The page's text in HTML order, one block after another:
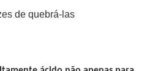
de quebrá-las